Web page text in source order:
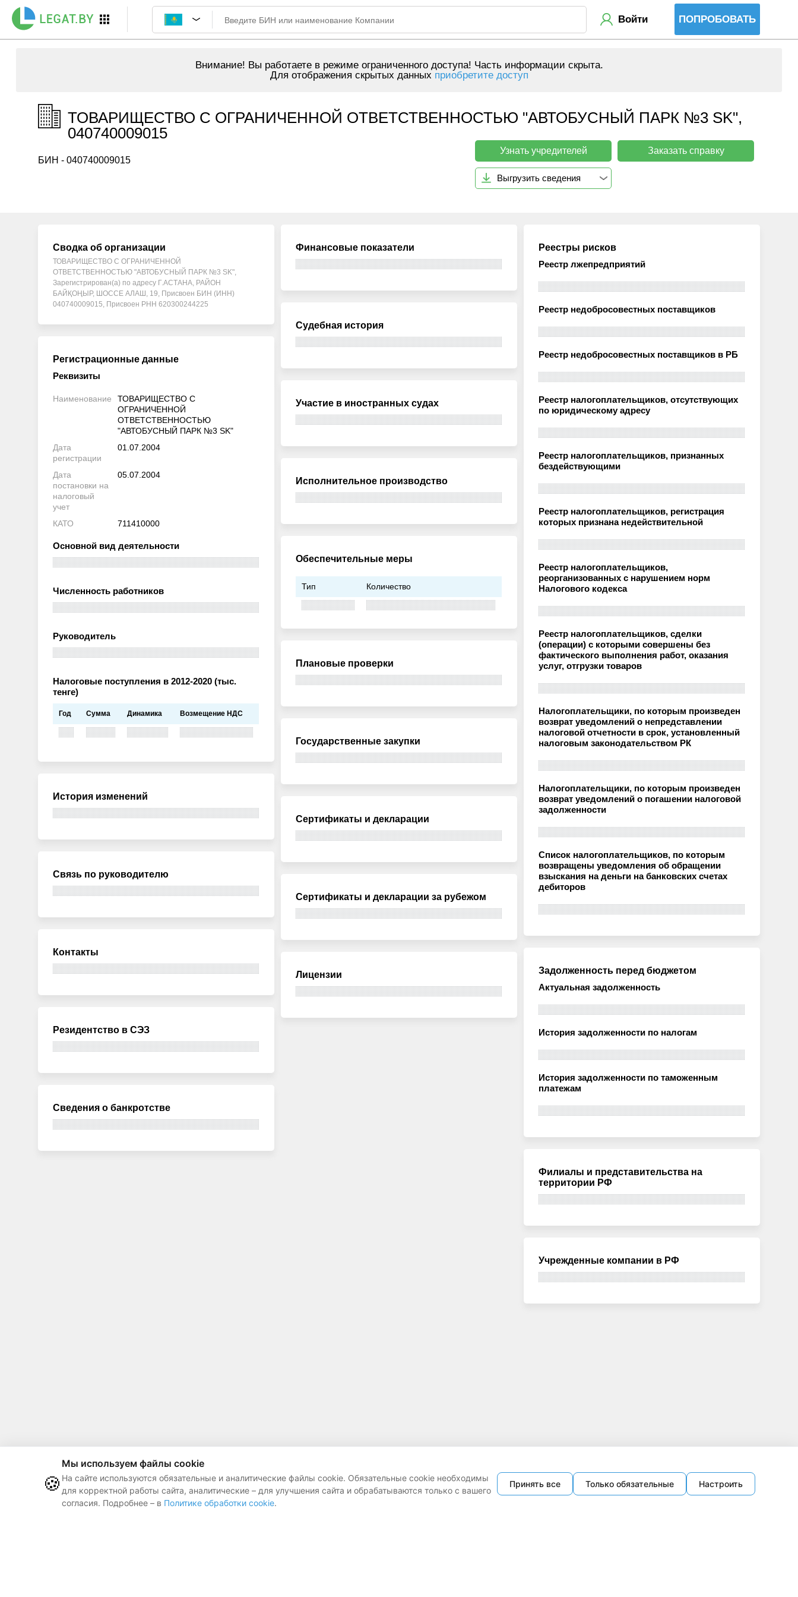
Войти ПОПРОБОВАТЬ
Внимание! Вы работаете в режиме ограниченного доступа! Часть информации скрыта.
Для отображения скрытых данных приобретите доступ
ТОВАРИЩЕСТВО С ОГРАНИЧЕННОЙ ОТВЕТСТВЕННОСТЬЮ "АВТОБУСНЫЙ ПАРК №3 SK",
040740009015
БИН - 040740009015
Узнать учредителей Заказать справку
Выгрузить сведения
Сводка об организации
ТОВАРИЩЕСТВО С ОГРАНИЧЕННОЙ
ОТВЕТСТВЕННОСТЬЮ "АВТОБУСНЫЙ ПАРК №3 SK",
Зарегистрирован(а) по адресу Г.АСТАНА, РАЙОН
БАЙҚОҢЫР, ШОССЕ АЛАШ, 19, Присвоен БИН (ИНН)
040740009015, Присвоен РНН 620300244225
Регистрационные данные
Реквизиты
Наименование
ТОВАРИЩЕСТВО С
ОГРАНИЧЕННОЙ
ОТВЕТСТВЕННОСТЬЮ
"АВТОБУСНЫЙ ПАРК №3 SK"
Дата
регистрации
01.07.2004
Дата
постановки на
налоговый
учет
05.07.2004
КАТО 711410000
Основной вид деятельности
Численность работников
Руководитель
Налоговые поступления в 2012-2020 (тыс.
тенге)
Год Сумма Динамика Возмещение НДС
История изменений
Связь по руководителю
Контакты
Резидентство в СЭЗ
Сведения о банкротстве
Финансовые показатели
Судебная история
Участие в иностранных судах
Исполнительное производство
Обеспечительные меры
Тип Количество
Плановые проверки
Государственные закупки
Сертификаты и декларации
Сертификаты и декларации за рубежом
Лицензии
Реестры рисков
Реестр лжепредприятий
Реестр недобросовестных поставщиков
Реестр недобросовестных поставщиков в РБ
Реестр налогоплательщиков, отсутствующих
по юридическому адресу
Реестр налогоплательщиков, признанных
бездействующими
Реестр налогоплательщиков, регистрация
которых признана недействительной
Реестр налогоплательщиков,
реорганизованных с нарушением норм
Налогового кодекса
Реестр налогоплательщиков, сделки
(операции) с которыми совершены без
фактического выполнения работ, оказания
услуг, отгрузки товаров
Налогоплательщики, по которым произведен
возврат уведомлений о непредставлении
налоговой отчетности в срок, установленный
налоговым законодательством РК
Налогоплательщики, по которым произведен
возврат уведомлений о погашении налоговой
задолженности
Список налогоплательщиков, по которым
возвращены уведомления об обращении
взыскания на деньги на банковских счетах
дебиторов
Задолженность перед бюджетом
Актуальная задолженность
История задолженности по налогам
История задолженности по таможенным
платежам
Филиалы и представительства на
территории РФ
Учрежденные компании в РФ
🍪
Мы используем файлы cookie
На сайте используются обязательные и аналитические файлы cookie. Обязательные cookie необходимы
для корректной работы сайта, аналитические – для улучшения сайта и обрабатываются только с вашего
согласия. Подробнее – в Политике обработки cookie.
Принять все Только обязательные Настроить